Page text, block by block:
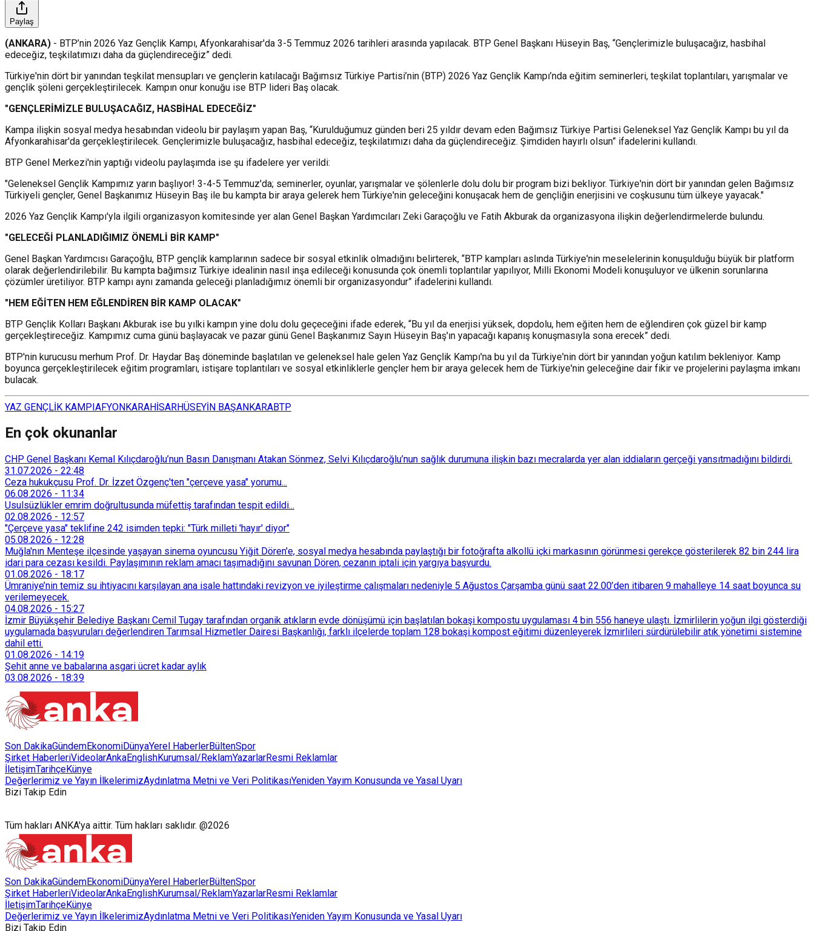
Paylaş
(ANKARA) - BTP’nin 2026 Yaz Gençlik Kampı, Afyonkarahisar'da 3-5 Temmuz 2026 tarihleri arasında yapılacak. BTP Genel Başkanı Hüseyin Baş, “Gençlerimizle buluşacağız, hasbihal
edeceğiz, teşkilatımızı daha da güçlendireceğiz” dedi.
Türkiye'nin dört bir yanından teşkilat mensupları ve gençlerin katılacağı Bağımsız Türkiye Partisi’nin (BTP) 2026 Yaz Gençlik Kampı’nda eğitim seminerleri, teşkilat toplantıları, yarışmalar ve
gençlik şöleni gerçekleştirilecek. Kampın onur konuğu ise BTP lideri Baş olacak.
"GENÇLERİMİZLE BULUŞACAĞIZ, HASBİHAL EDECEĞİZ"
Kampa ilişkin sosyal medya hesabından videolu bir paylaşım yapan Baş, “Kurulduğumuz günden beri 25 yıldır devam eden Bağımsız Türkiye Partisi Geleneksel Yaz Gençlik Kampı bu yıl da
Afyonkarahisar'da gerçekleştirilecek. Gençlerimizle buluşacağız, hasbihal edeceğiz, teşkilatımızı daha da güçlendireceğiz. Şimdiden hayırlı olsun” ifadelerini kullandı.
BTP Genel Merkezi'nin yaptığı videolu paylaşımda ise şu ifadelere yer verildi:
"Geleneksel Gençlik Kampımız yarın başlıyor! 3-4-5 Temmuz'da; seminerler, oyunlar, yarışmalar ve şölenlerle dolu dolu bir program bizi bekliyor. Türkiye'nin dört bir yanından gelen Bağımsız
Türkiyeli gençler, Genel Başkanımız Hüseyin Baş ile bu kampta bir araya gelerek hem Türkiye'nin geleceğini konuşacak hem de gençliğin enerjisini ve coşkusunu tüm ülkeye yayacak."
2026 Yaz Gençlik Kampı'yla ilgili organizasyon komitesinde yer alan Genel Başkan Yardımcıları Zeki Garaçoğlu ve Fatih Akburak da organizasyona ilişkin değerlendirmelerde bulundu.
"GELECEĞİ PLANLADIĞIMIZ ÖNEMLİ BİR KAMP"
Genel Başkan Yardımcısı Garaçoğlu, BTP gençlik kamplarının sadece bir sosyal etkinlik olmadığını belirterek, “BTP kampları aslında Türkiye'nin meselelerinin konuşulduğu büyük bir platform
olarak değerlendirilebilir. Bu kampta bağımsız Türkiye idealinin nasıl inşa edileceği konusunda çok önemli toplantılar yapılıyor, Milli Ekonomi Modeli konuşuluyor ve ülkenin sorunlarına
çözümler üretiliyor. BTP kampı aynı zamanda geleceği planladığımız önemli bir organizasyondur” ifadelerini kullandı.
"HEM EĞİTEN HEM EĞLENDİREN BİR KAMP OLACAK"
BTP Gençlik Kolları Başkanı Akburak ise bu yılki kampın yine dolu dolu geçeceğini ifade ederek, “Bu yıl da enerjisi yüksek, dopdolu, hem eğiten hem de eğlendiren çok güzel bir kamp
gerçekleştireceğiz. Kampımız cuma günü başlayacak ve pazar günü Genel Başkanımız Sayın Hüseyin Baş'ın yapacağı kapanış konuşmasıyla sona erecek” dedi.
BTP'nin kurucusu merhum Prof. Dr. Haydar Baş döneminde başlatılan ve geleneksel hale gelen Yaz Gençlik Kampı'na bu yıl da Türkiye'nin dört bir yanından yoğun katılım bekleniyor. Kamp
boyunca gerçekleştirilecek eğitim programları, istişare toplantıları ve sosyal etkinliklerle gençler hem bir araya gelecek hem de Türkiye'nin geleceğine dair fikir ve projelerini paylaşma imkanı
bulacak.
YAZ GENÇLİK KAMPIAFYONKARAHİSARHÜSEYİN BAŞANKARABTP
En çok okunanlar
CHP Genel Başkanı Kemal Kılıçdaroğlu’nun Basın Danışmanı Atakan Sönmez, Selvi Kılıçdaroğlu’nun sağlık durumuna ilişkin bazı mecralarda yer alan iddiaların gerçeği yansıtmadığını bildirdi.
31.07.2026 - 22:48
Ceza hukukçusu Prof. Dr. İzzet Özgenç'ten "çerçeve yasa" yorumu...
06.08.2026 - 11:34
Usulsüzlükler emrim doğrultusunda müfettiş tarafından tespit edildi...
02.08.2026 - 12:57
"Çerçeve yasa" teklifine 242 isimden tepki: "Türk milleti 'hayır' diyor"
05.08.2026 - 12:28
Muğla'nın Menteşe ilçesinde yaşayan sinema oyuncusu Yiğit Dören'e, sosyal medya hesabında paylaştığı bir fotoğrafta alkollü içki markasının görünmesi gerekçe gösterilerek 82 bin 244 lira
idari para cezası kesildi. Paylaşımının reklam amacı taşımadığını savunan Dören, cezanın iptali için yargıya başvurdu.
01.08.2026 - 18:17
Ümraniye’nin temiz su ihtiyacını karşılayan ana isale hattındaki revizyon ve iyileştirme çalışmaları nedeniyle 5 Ağustos Çarşamba günü saat 22.00’den itibaren 9 mahalleye 14 saat boyunca su
verilemeyecek.
04.08.2026 - 15:27
İzmir Büyükşehir Belediye Başkanı Cemil Tugay tarafından organik atıkların evde dönüşümü için başlatılan bokaşi kompostu uygulaması 4 bin 556 haneye ulaştı. İzmirlilerin yoğun ilgi gösterdiği
uygulamada başvuruları değerlendiren Tarımsal Hizmetler Dairesi Başkanlığı, farklı ilçelerde toplam 128 bokaşi kompost eğitimi düzenleyerek İzmirlileri sürdürülebilir atık yönetimi sistemine
dahil etti.
01.08.2026 - 14:19
Şehit anne ve babalarına asgari ücret kadar aylık
03.08.2026 - 18:39
Son DakikaGündemEkonomiDünyaYerel HaberlerBültenSpor
Şirket HaberleriVideolarAnkaEnglishKurumsal/ReklamYazarlarResmi Reklamlar
İletişimTarihçeKünye
Değerlerimiz ve Yayın İlkelerimizAydınlatma Metni ve Veri PolitikasıYeniden Yayım Konusunda ve Yasal Uyarı
Bizi Takip Edin
Tüm hakları ANKA'ya aittir. Tüm hakları saklıdır. @2026
Son DakikaGündemEkonomiDünyaYerel HaberlerBültenSpor
Şirket HaberleriVideolarAnkaEnglishKurumsal/ReklamYazarlarResmi Reklamlar
İletişimTarihçeKünye
Değerlerimiz ve Yayın İlkelerimizAydınlatma Metni ve Veri PolitikasıYeniden Yayım Konusunda ve Yasal Uyarı
Bizi Takip Edin